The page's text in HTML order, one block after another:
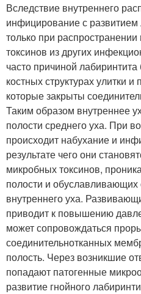
Вследствие внутреннего
инфицирование с
только при
токсинов из других
часто причиной
костных структурах улитки
которые закрыты
Таким образом внутреннее
полости среднего уха. При
происходит набухание и
результате чего они
микробных токсинов,
полости и
внутреннего уха.
приводит к повышению
может сопровождаться
соединительнотканных
полость. Через возникшие
попадают патогенные
развитие гнойного